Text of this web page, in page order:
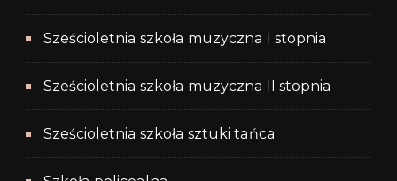
Sześcioletnia szkoła muzyczna I stopnia
Sześcioletnia szkoła muzyczna II stopnia
Sześcioletnia szkoła sztuki tańca